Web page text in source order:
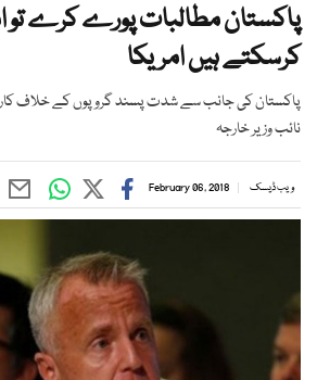
پاکستان مطالبات پورے کرے تو
کرسکتے ہیں امریکا
پاکستان کی جانب سے شدت پسند گروپوں کے خلاف
نائب وزیر خارجہ
ویب ڈیسک February 06, 2018